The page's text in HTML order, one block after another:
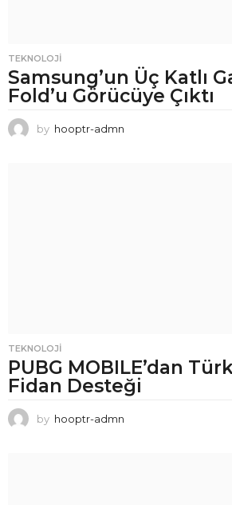
TEKNOLOJI
Samsung’un Üç Katlı
Fold’u Görücüye Çıktı
by hooptr-admn
TEKNOLOJI
PUBG MOBILE’dan
Fidan Desteği
by hooptr-admn